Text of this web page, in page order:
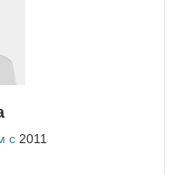
- Югра
с 2011